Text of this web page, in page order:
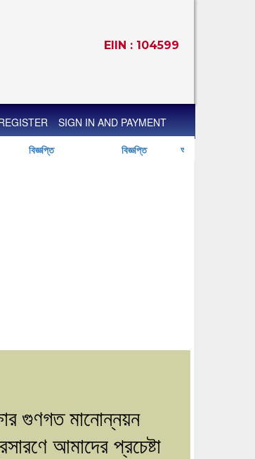
EIIN : 104599
SIGN IN AND PAYMENT
অনলাইনে স্কুলের বেতন
গুণগত মানোন্নয়ন
আমাদের প্রচেষ্টা